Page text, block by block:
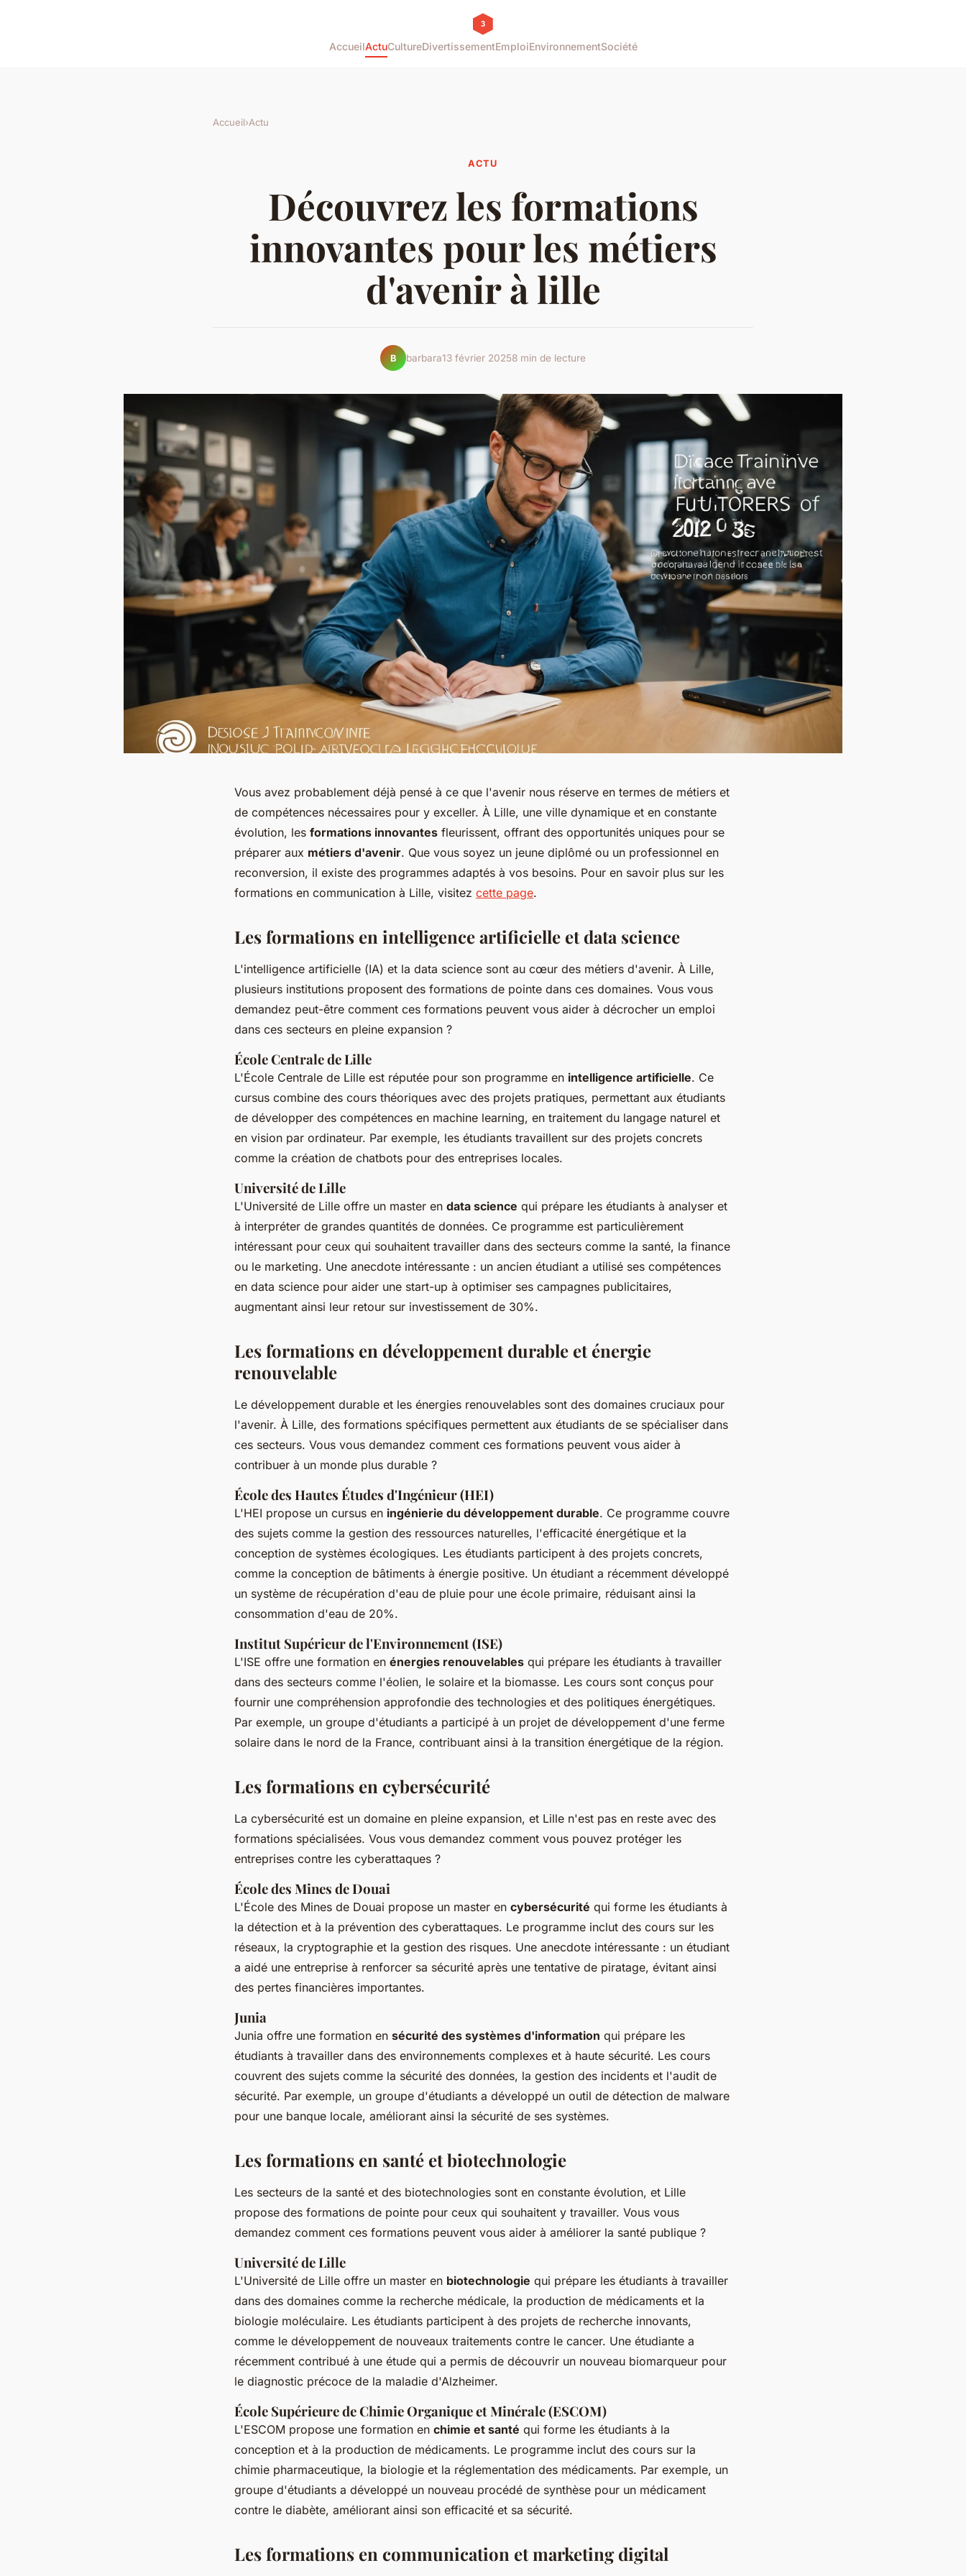
AccueilActuCultureDivertissementEmploiEnvironnementSociété
Accueil›Actu
ACTU
Découvrez les formations
innovantes pour les métiers
d'avenir à lille
B barbara13 février 20258 min de lecture
Vous avez probablement déjà pensé à ce que l'avenir nous réserve en termes de métiers et
de compétences nécessaires pour y exceller. À Lille, une ville dynamique et en constante
évolution, les formations innovantes fleurissent, offrant des opportunités uniques pour se
préparer aux métiers d'avenir. Que vous soyez un jeune diplômé ou un professionnel en
reconversion, il existe des programmes adaptés à vos besoins. Pour en savoir plus sur les
formations en communication à Lille, visitez cette page.
Les formations en intelligence artificielle et data science
L'intelligence artificielle (IA) et la data science sont au cœur des métiers d'avenir. À Lille,
plusieurs institutions proposent des formations de pointe dans ces domaines. Vous vous
demandez peut-être comment ces formations peuvent vous aider à décrocher un emploi
dans ces secteurs en pleine expansion ?
École Centrale de Lille
L'École Centrale de Lille est réputée pour son programme en intelligence artificielle. Ce
cursus combine des cours théoriques avec des projets pratiques, permettant aux étudiants
de développer des compétences en machine learning, en traitement du langage naturel et
en vision par ordinateur. Par exemple, les étudiants travaillent sur des projets concrets
comme la création de chatbots pour des entreprises locales.
Université de Lille
L'Université de Lille offre un master en data science qui prépare les étudiants à analyser et
à interpréter de grandes quantités de données. Ce programme est particulièrement
intéressant pour ceux qui souhaitent travailler dans des secteurs comme la santé, la finance
ou le marketing. Une anecdote intéressante : un ancien étudiant a utilisé ses compétences
en data science pour aider une start-up à optimiser ses campagnes publicitaires,
augmentant ainsi leur retour sur investissement de 30%.
Les formations en développement durable et énergie
renouvelable
Le développement durable et les énergies renouvelables sont des domaines cruciaux pour
l'avenir. À Lille, des formations spécifiques permettent aux étudiants de se spécialiser dans
ces secteurs. Vous vous demandez comment ces formations peuvent vous aider à
contribuer à un monde plus durable ?
École des Hautes Études d'Ingénieur (HEI)
L'HEI propose un cursus en ingénierie du développement durable. Ce programme couvre
des sujets comme la gestion des ressources naturelles, l'efficacité énergétique et la
conception de systèmes écologiques. Les étudiants participent à des projets concrets,
comme la conception de bâtiments à énergie positive. Un étudiant a récemment développé
un système de récupération d'eau de pluie pour une école primaire, réduisant ainsi la
consommation d'eau de 20%.
Institut Supérieur de l'Environnement (ISE)
L'ISE offre une formation en énergies renouvelables qui prépare les étudiants à travailler
dans des secteurs comme l'éolien, le solaire et la biomasse. Les cours sont conçus pour
fournir une compréhension approfondie des technologies et des politiques énergétiques.
Par exemple, un groupe d'étudiants a participé à un projet de développement d'une ferme
solaire dans le nord de la France, contribuant ainsi à la transition énergétique de la région.
Les formations en cybersécurité
La cybersécurité est un domaine en pleine expansion, et Lille n'est pas en reste avec des
formations spécialisées. Vous vous demandez comment vous pouvez protéger les
entreprises contre les cyberattaques ?
École des Mines de Douai
L'École des Mines de Douai propose un master en cybersécurité qui forme les étudiants à
la détection et à la prévention des cyberattaques. Le programme inclut des cours sur les
réseaux, la cryptographie et la gestion des risques. Une anecdote intéressante : un étudiant
a aidé une entreprise à renforcer sa sécurité après une tentative de piratage, évitant ainsi
des pertes financières importantes.
Junia
Junia offre une formation en sécurité des systèmes d'information qui prépare les
étudiants à travailler dans des environnements complexes et à haute sécurité. Les cours
couvrent des sujets comme la sécurité des données, la gestion des incidents et l'audit de
sécurité. Par exemple, un groupe d'étudiants a développé un outil de détection de malware
pour une banque locale, améliorant ainsi la sécurité de ses systèmes.
Les formations en santé et biotechnologie
Les secteurs de la santé et des biotechnologies sont en constante évolution, et Lille
propose des formations de pointe pour ceux qui souhaitent y travailler. Vous vous
demandez comment ces formations peuvent vous aider à améliorer la santé publique ?
Université de Lille
L'Université de Lille offre un master en biotechnologie qui prépare les étudiants à travailler
dans des domaines comme la recherche médicale, la production de médicaments et la
biologie moléculaire. Les étudiants participent à des projets de recherche innovants,
comme le développement de nouveaux traitements contre le cancer. Une étudiante a
récemment contribué à une étude qui a permis de découvrir un nouveau biomarqueur pour
le diagnostic précoce de la maladie d'Alzheimer.
École Supérieure de Chimie Organique et Minérale (ESCOM)
L'ESCOM propose une formation en chimie et santé qui forme les étudiants à la
conception et à la production de médicaments. Le programme inclut des cours sur la
chimie pharmaceutique, la biologie et la réglementation des médicaments. Par exemple, un
groupe d'étudiants a développé un nouveau procédé de synthèse pour un médicament
contre le diabète, améliorant ainsi son efficacité et sa sécurité.
Les formations en communication et marketing digital